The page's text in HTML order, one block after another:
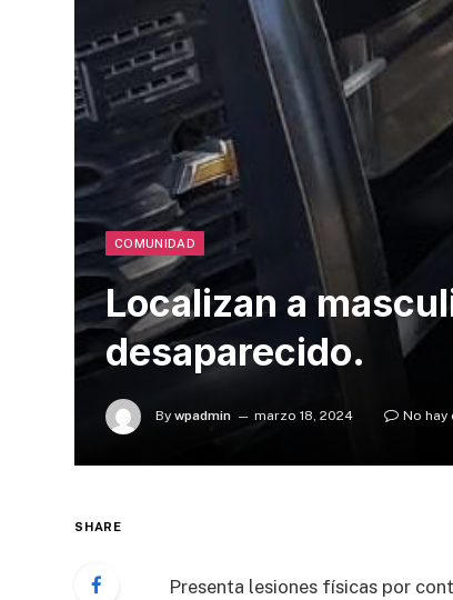
COMUNIDAD
Localizan a
desaparecido.
By wpadmin marzo 18, 2024 No hay
SHARE
Presenta lesiones físicas por